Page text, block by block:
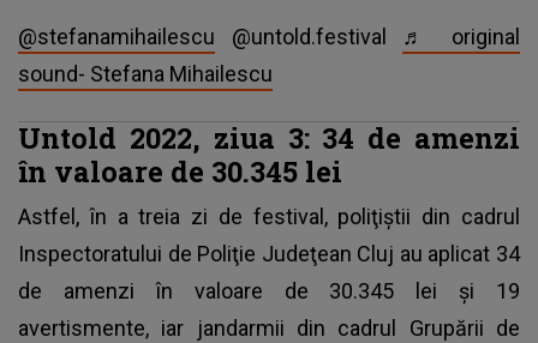
@stefanamihailescu @untold.festival ♬ original
sound- Stefana Mihailescu
Untold 2022, ziua 3: 34 de amenzi
în valoare de 30.345 lei
Astfel, în a treia zi de festival, poliţiştii din cadrul
Inspectoratului de Poliţie Judeţean Cluj au aplicat 34
de amenzi în valoare de 30.345 lei și 19
avertismente, iar jandarmii din cadrul Grupării de